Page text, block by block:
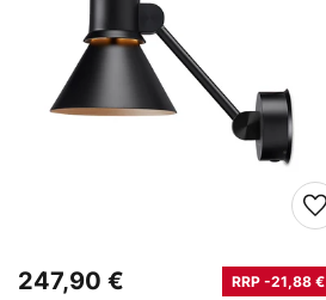
247,90 € RRP -21,88 €